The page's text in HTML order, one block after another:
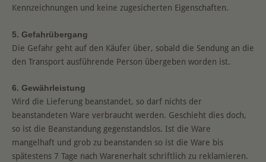
Kennzeichnungen und keine zugesicherten Eigenschaften.
5. Gefahrübergang
Die Gefahr geht auf den Käufer über, sobald die Sendung an die
den Transport ausführende Person übergeben worden ist.
6. Gewährleistung
Wird die Lieferung beanstandet, so darf nichts der
beanstandeten Ware verbraucht werden. Geschieht dies doch,
so ist die Beanstandung gegenstandslos. Ist die Ware
mangelhaft und grob zu beanstanden so ist die Ware bis
spätestens 7 Tage nach Warenerhalt schriftlich zu reklamieren.